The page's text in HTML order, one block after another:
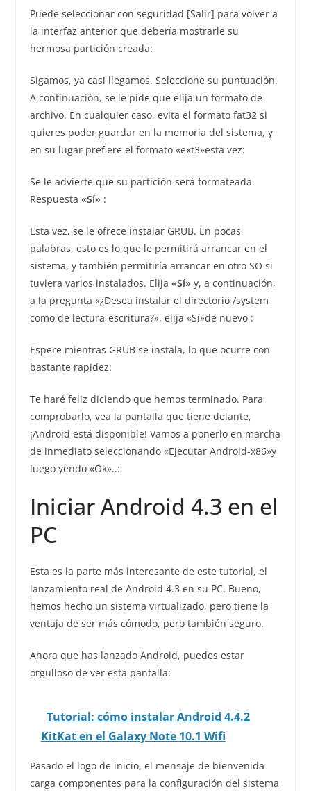
Puede seleccionar con seguridad [Salir] para volver a
la interfaz anterior que debería mostrarle su
hermosa partición creada:
Sigamos, ya casi llegamos. Seleccione su puntuación.
A continuación, se le pide que elija un formato de
archivo. En cualquier caso, evita el formato fat32 si
quieres poder guardar en la memoria del sistema, y
en su lugar prefiere el formato «ext3»esta vez:
Se le advierte que su partición será formateada.
Respuesta «Sí» :
Esta vez, se le ofrece instalar GRUB. En pocas
palabras, esto es lo que le permitirá arrancar en el
sistema, y también permitiría arrancar en otro SO si
tuviera varios instalados. Elija «Sí» y, a continuación,
a la pregunta «¿Desea instalar el directorio /system
como de lectura-escritura?», elija «Sí»de nuevo :
Espere mientras GRUB se instala, lo que ocurre con
bastante rapidez:
Te haré feliz diciendo que hemos terminado. Para
comprobarlo, vea la pantalla que tiene delante,
¡Android está disponible! Vamos a ponerlo en marcha
de inmediato seleccionando «Ejecutar Android-x86»y
luego yendo «Ok»..:
Iniciar Android 4.3 en el
PC
Esta es la parte más interesante de este tutorial, el
lanzamiento real de Android 4.3 en su PC. Bueno,
hemos hecho un sistema virtualizado, pero tiene la
ventaja de ser más cómodo, pero también seguro.
Ahora que has lanzado Android, puedes estar
orgulloso de ver esta pantalla:
Tutorial: cómo instalar Android 4.4.2
KitKat en el Galaxy Note 10.1 Wifi
Pasado el logo de inicio, el mensaje de bienvenida
carga componentes para la configuración del sistema